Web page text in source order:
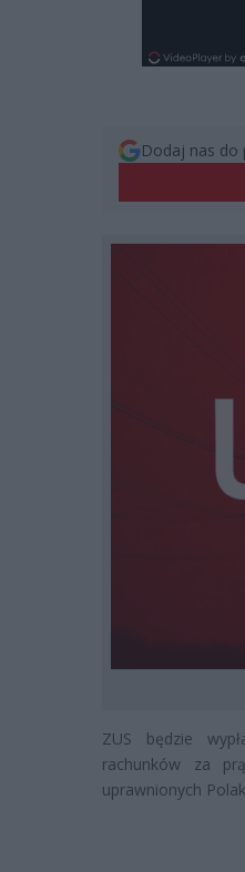
Dodaj nas do
ZUS będzie
rachunków za
uprawnionych